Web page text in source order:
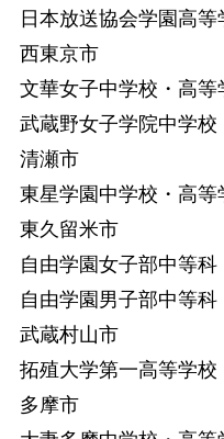
日本放送協会学園高等
西東京市
文華女子中学校・高等
武蔵野女子学院中学校
清瀬市
東星学園中学校・高等
東久留米市
自由学園女子部中等科
自由学園男子部中等科
武蔵村山市
拓殖大学第一高等学校
多摩市